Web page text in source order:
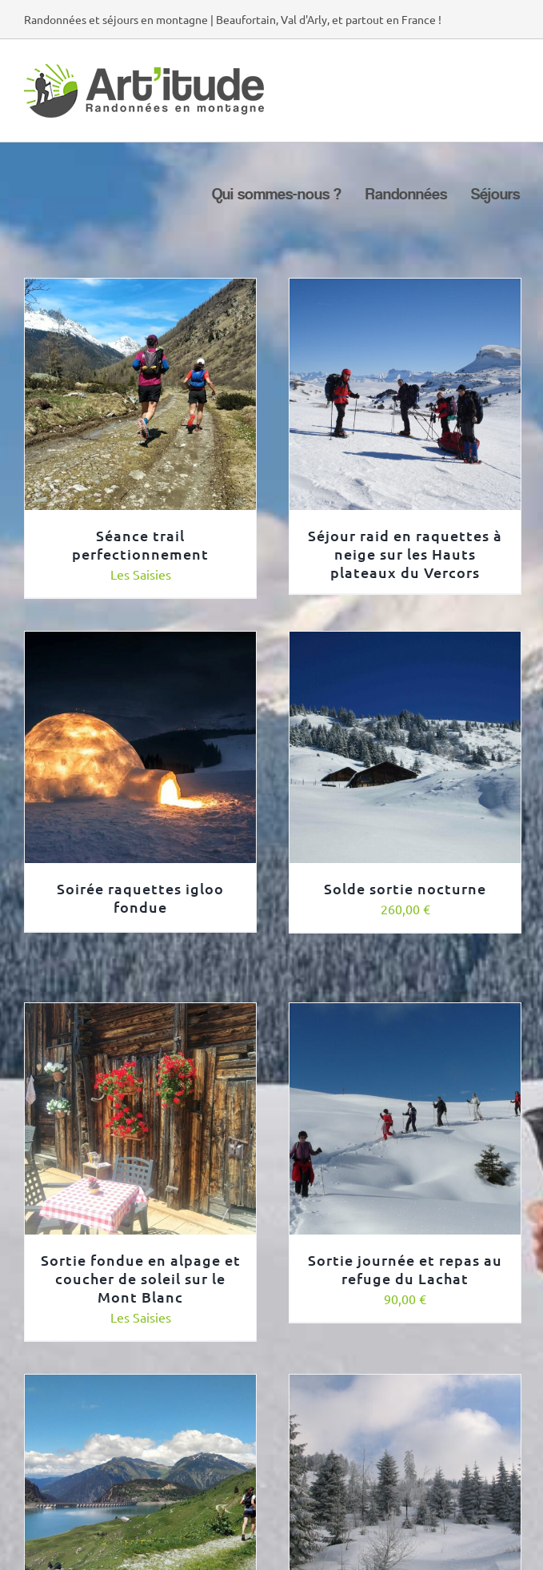
Randonnées et séjours en montagne | Beaufortain, Val d'Arly, et partout en France !
Qui sommes-nous ? Randonnées Séjours
Séance trail
perfectionnement
Les Saisies
Séjour raid en raquettes à
neige sur les Hauts
plateaux du Vercors
Soirée raquettes igloo
fondue
Solde sortie nocturne
260,00 €
Sortie fondue en alpage et
coucher de soleil sur le
Mont Blanc
Les Saisies
Sortie journée et repas au
refuge du Lachat
90,00 €